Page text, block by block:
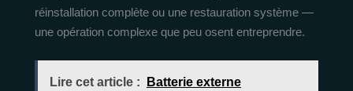
réinstallation complète ou une restauration système —
une opération complexe que peu osent entreprendre.
Lire cet article :
Batterie externe